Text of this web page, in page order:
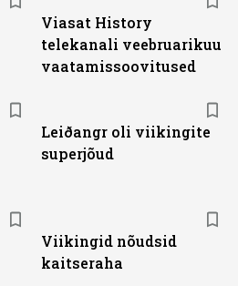
Viasat History
telekanali veebruarikuu
vaatamissoovitused
Leiðangr oli viikingite
superjõud
Viikingid nõudsid
kaitseraha